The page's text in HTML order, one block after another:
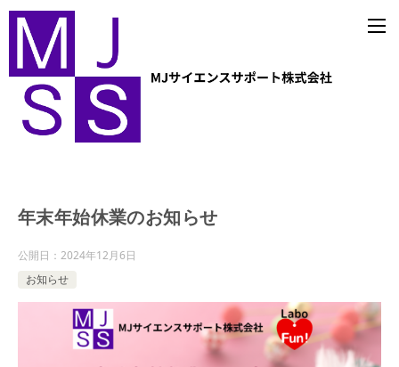
年末年始休業のお知らせ
公開日： 2024年12月6日
お知らせ